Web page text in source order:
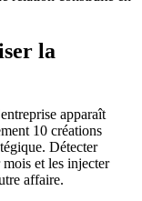
la
apparaît
10 créations
Détecter
et les injecter
affaire.